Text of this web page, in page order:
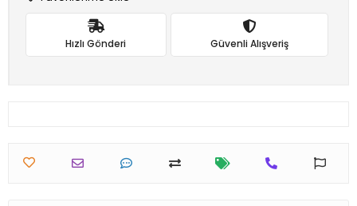
Hızlı Gönderi Güvenli Alışveriş